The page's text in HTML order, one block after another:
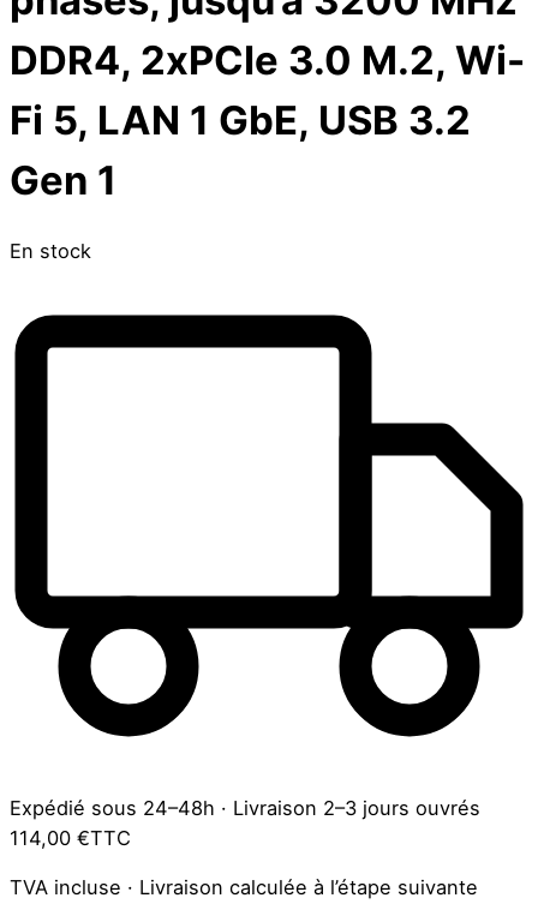
DDR4, 2xPCIe 3.0 M.2, Wi-
Fi 5, LAN 1 GbE, USB 3.2
Gen 1
En stock
Expédié sous 24–48h · Livraison 2–3 jours ouvrés
114,00 €TTC
TVA incluse · Livraison calculée à l’étape suivante